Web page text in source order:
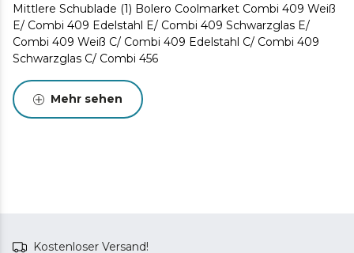
Mittlere Schublade (1) Bolero Coolmarket Combi 409 Weiß
E/ Combi 409 Edelstahl E/ Combi 409 Schwarzglas E/
Combi 409 Weiß C/ Combi 409 Edelstahl C/ Combi 409
Schwarzglas C/ Combi 456
Mehr sehen
Kostenloser Versand!